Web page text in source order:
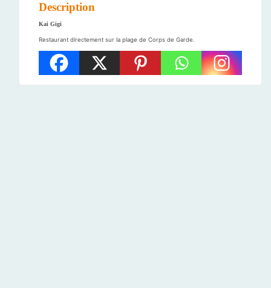
Description
Kai Gigi
Restaurant directement sur la plage de Corps de Garde.